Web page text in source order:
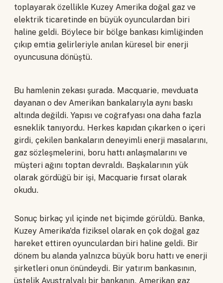
toplayarak özellikle Kuzey Amerika doğal gaz ve
elektrik ticaretinde en büyük oyunculardan biri
haline geldi. Böylece bir bölge bankası kimliğinden
çıkıp emtia gelirleriyle anılan küresel bir enerji
oyuncusuna dönüştü.
Bu hamlenin zekası şurada. Macquarie, mevduata
dayanan o dev Amerikan bankalarıyla aynı baskı
altında değildi. Yapısı ve coğrafyası ona daha fazla
esneklik tanıyordu. Herkes kapıdan çıkarken o içeri
girdi, çekilen bankaların deneyimli enerji masalarını,
gaz sözleşmelerini, boru hattı anlaşmalarını ve
müşteri ağını toptan devraldı. Başkalarının yük
olarak gördüğü bir işi, Macquarie fırsat olarak
okudu.
Sonuç birkaç yıl içinde net biçimde görüldü. Banka,
Kuzey Amerika'da fiziksel olarak en çok doğal gaz
hareket ettiren oyunculardan biri haline geldi. Bir
dönem bu alanda yalnızca büyük boru hattı ve enerji
şirketleri onun önündeydi. Bir yatırım bankasının,
üstelik Avustralyalı bir bankanın, Amerikan gaz